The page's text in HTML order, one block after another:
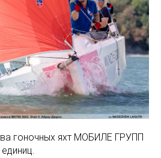
гоночных яхт МОБИЛЕ ГРУПП